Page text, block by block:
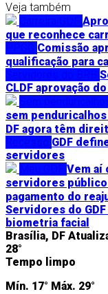
Veja também
que reconhece
Comissão
qualificação para
CLDF aprovação
sem penduricalhos
DF agora têm
GDF
servidores
Vem aí
servidores
pagamento do
Servidores do
biometria facial
Brasília, DF
28°
Tempo limpo
Mín. 17° Máx. 29°